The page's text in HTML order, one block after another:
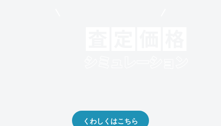
くわしくはこちら